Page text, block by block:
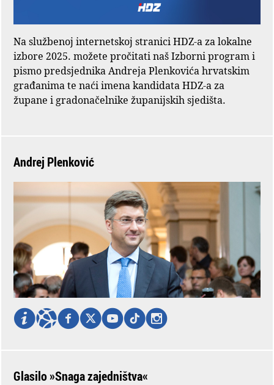
Na službenoj internetskoj stranici HDZ-a za lokalne
izbore 2025. možete pročitati naš Izborni program i
pismo predsjednika Andreja Plenkovića hrvatskim
građanima te naći imena kandidata HDZ-a za
župane i gradonačelnike županijskih sjedišta.
Andrej Plenković
Glasilo »Snaga zajedništva«